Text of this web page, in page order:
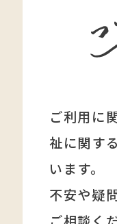
ご利用に
祉に関する
います。
不安や疑